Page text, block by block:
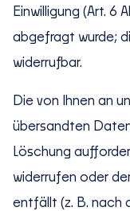
Einwilligung (Art. 6
abgefragt wurde;
widerrufbar.
Die von Ihnen an
übersandten
Löschung
widerrufen oder
entfällt (z. B. nach